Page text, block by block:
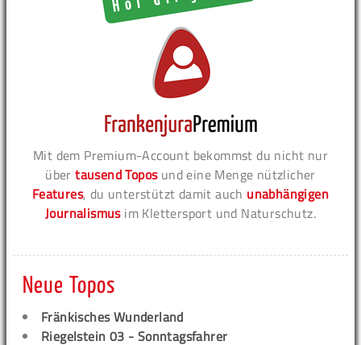
Mit dem Premium-Account bekommst du nicht nur
übertausend Toposund eine Menge nützlicher
Features, du unterstützt damit auch unabhängigen
Journalismusim Klettersport und Naturschutz.
Neue Topos
Fränkisches Wunderland
Riegelstein 03 - Sonntagsfahrer